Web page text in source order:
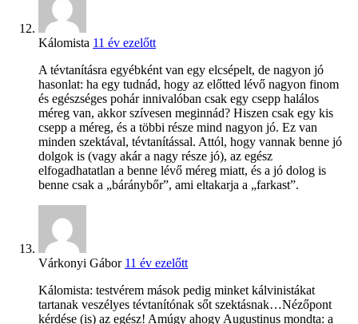
Kálomista 11 év ezelőtt
A tévtanításra egyébként van egy elcsépelt, de nagyon jó
hasonlat: ha egy tudnád, hogy az előtted lévő nagyon finom
és egészséges pohár innivalóban csak egy csepp halálos
méreg van, akkor szívesen meginnád? Hiszen csak egy kis
csepp a méreg, és a többi része mind nagyon jó. Ez van
minden szektával, tévtanítással. Attól, hogy vannak benne jó
dolgok is (vagy akár a nagy része jó), az egész
elfogadhatatlan a benne lévő méreg miatt, és a jó dolog is
benne csak a „báránybőr”, ami eltakarja a „farkast”.
Várkonyi Gábor 11 év ezelőtt
Kálomista: testvérem mások pedig minket kálvinistákat
tartanak veszélyes tévtanítónak sőt szektásnak…Nézőpont
kérdése (is) az egész! Amúgy ahogy Augustinus mondta: a